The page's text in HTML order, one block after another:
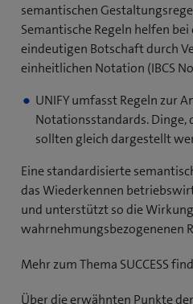
semantischen
Semantische Regeln helfen
eindeutigen Botschaft durch
einheitlichen Notation (IBCS
UNIFY umfasst Regeln zur
Notationsstandards. Dinge,
sollten gleich dargestellt
Eine standardisierte
das Wiederkennen
und unterstützt so die
wahrnehmungsbezogenenen
Mehr zum Thema SUCCESS
Über die erwähnten Punkte der